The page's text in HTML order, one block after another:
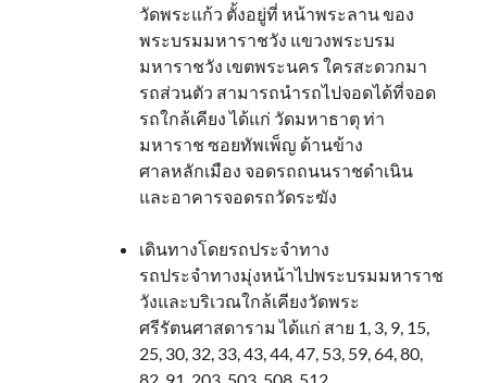
วัดพระแก้ว ตั้งอยู่ที่ หน้าพระลาน ของ
พระบรมมหาราชวัง แขวงพระบรม
มหาราชวัง เขตพระนคร ใครสะดวกมา
รถส่วนตัว สามารถนำรถไปจอดได้ที่จอด
รถใกล้เคียง ได้แก่ วัดมหาธาตุ ท่า
มหาราช ซอยทัพเพ็ญ ด้านข้าง
ศาลหลักเมือง จอดรถถนนราชดำเนิน
และอาคารจอดรถวัดระฆัง
เดินทางโดยรถประจำทาง
รถประจำทางมุ่งหน้าไปพระบรมมหาราช
วังและบริเวณใกล้เคียงวัดพระ
ศรีรัตนศาสดาราม ได้แก่ สาย 1, 3, 9, 15,
25, 30, 32, 33, 43, 44, 47, 53, 59, 64, 80,